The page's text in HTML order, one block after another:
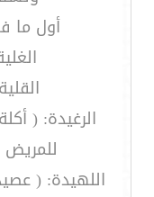
أول ما
الرغيدة: (
اللهيدة: (